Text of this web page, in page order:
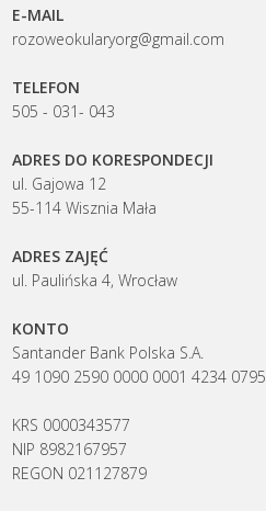
E-MAIL
rozoweokularyorg@gmail.com
TELEFON
505 - 031- 043
ADRES DO KORESPONDECJI
ul. Gajowa 12
55-114 Wisznia Mała
ADRES ZAJĘĆ
ul. Paulińska 4, Wrocław
KONTO
Santander Bank Polska S.A.
49 1090 2590 0000 0001 4234 0795
KRS 0000343577
NIP 8982167957
REGON 021127879